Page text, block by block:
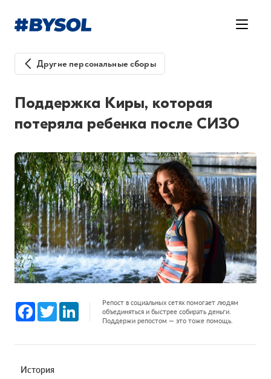
Другие персональные сборы
Поддержка Киры, которая
потеряла ребенка после СИЗО
Facebook
Twitter LinkedInРепост в социальных сетях помогает людям
объединяться и быстрее собирать деньги.
Поддержи репостом — это тоже помощь.
История